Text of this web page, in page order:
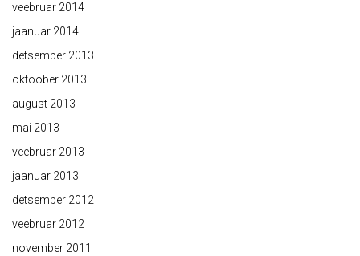
veebruar 2014
jaanuar 2014
detsember 2013
oktoober 2013
august 2013
mai 2013
veebruar 2013
jaanuar 2013
detsember 2012
veebruar 2012
november 2011